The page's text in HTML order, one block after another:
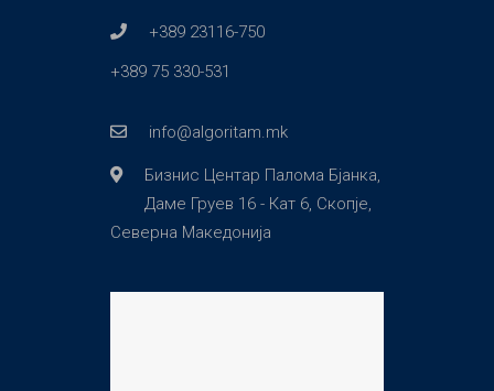
+389 23116-750
+389 75 330-531
info@algoritam.mk
Бизнис Центар Палома Бјанка,
Даме Груев 16 - Кат 6, Скопје,
Северна Македонија